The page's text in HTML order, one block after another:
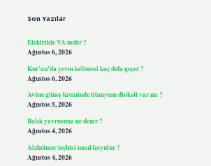
Son Yazılar
Elektrikte VA nedir ?
Ağustos 6, 2026
Kur’an’da yevm kelimesi kaç defa geçer ?
Ağustos 6, 2026
Avène güneş kreminde titanyum dioksit var mı ?
Ağustos 5, 2026
Balık yavrusuna ne denir ?
Ağustos 4, 2026
Alzheimer teşhisi nasıl koyulur ?
Ağustos 4, 2026